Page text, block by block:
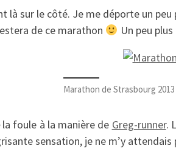
là sur le côté. Je me déporte un peu
de ce marathon
Un peu
Marathon de Strasbourg 2013
la foule à la manière de Greg-runner.
sensation, je ne m’y attendais